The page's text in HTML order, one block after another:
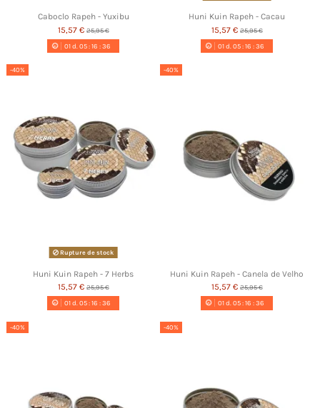
Caboclo Rapeh - Yuxibu
15,57 € 25,95 €
01d. 05:16 :35
Huni Kuin Rapeh - Cacau
15,57 € 25,95 €
01d. 05:16 :35
-40%
Rupture de stock
Huni Kuin Rapeh - 7 Herbs
15,57 € 25,95 €
01d.05:16 :35
-40%
Huni Kuin Rapeh - Canela de Velho
15,57 € 25,95 €
01d.05:16 :35
-40% -40%